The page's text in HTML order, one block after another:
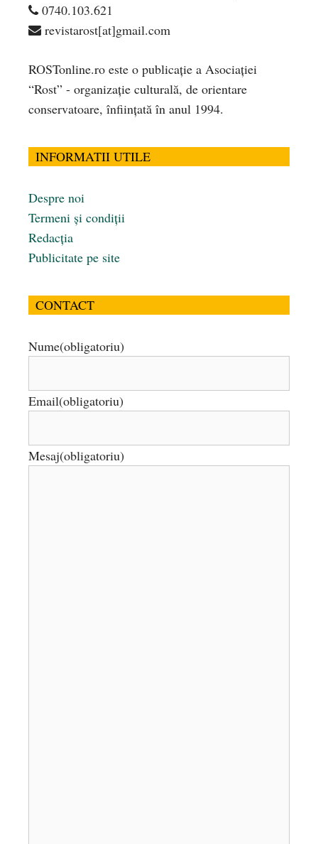
0740.103.621
revistarost[at]gmail.com
ROSTonline.ro este o publicaţie a Asociaţiei
“Rost” - organizaţie culturală, de orientare
conservatoare, înfiinţată în anul 1994.
INFORMATII UTILE
Despre noi
Termeni și condiții
Redacția
Publicitate pe site
CONTACT
Nume(obligatoriu)
Email(obligatoriu)
Mesaj(obligatoriu)